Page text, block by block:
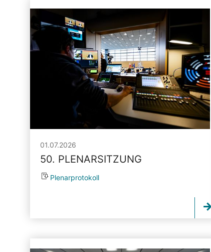
01.07.2026
50. PLENARSITZUNG
Plenarprotokoll